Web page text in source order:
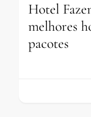
Hotel
melhores
pacotes